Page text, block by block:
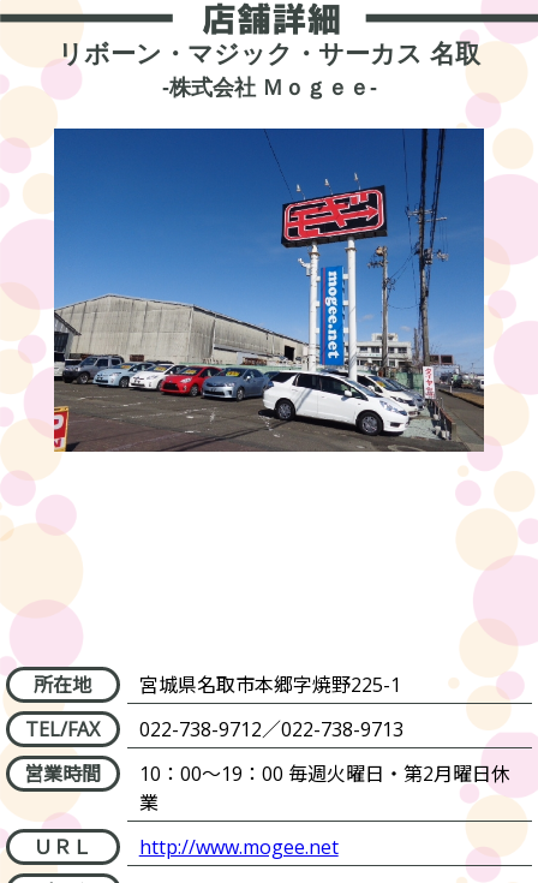
リボーン・マジック・サーカス 名取
-株式会社 Ｍｏｇｅｅ -
所在地
宮城県名取市本郷字焼野225-1
TEL/FAX
022-738-9712／022-738-9713
営業時間
10：00～19：00 毎週火曜日・第2月曜日休
業
ＵＲＬ
http://www.mogee.net